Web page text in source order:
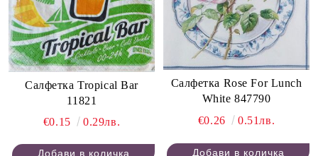
Салфетка Tropical Bar
11821
€0.15
0.29лв.
Салфетка Rose For Lunch
White 847790
€0.26
0.51лв.